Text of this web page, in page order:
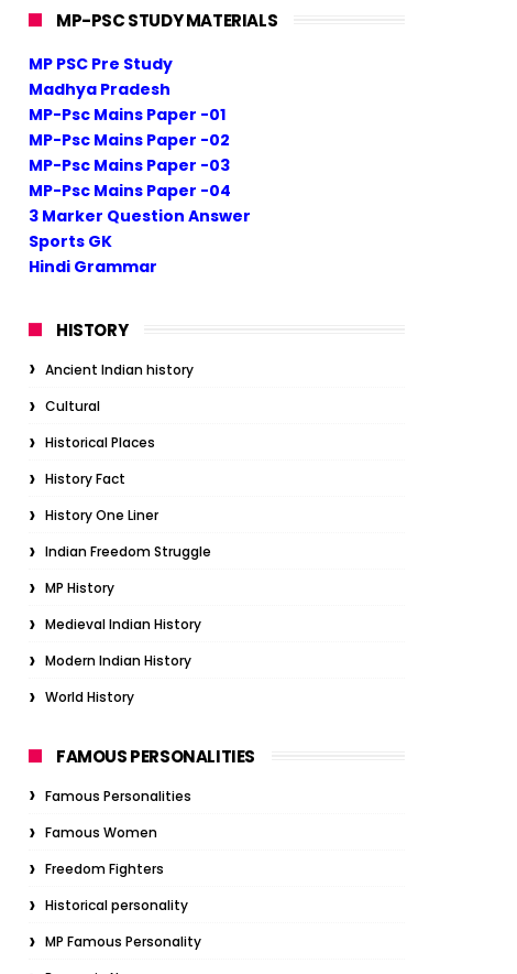
MP-PSC STUDY MATERIALS
MP PSC Pre Study
Madhya Pradesh
MP-Psc Mains Paper -01
MP-Psc Mains Paper -02
MP-Psc Mains Paper -03
MP-Psc Mains Paper -04
3 Marker Question Answer
Sports GK
Hindi Grammar
HISTORY
Ancient Indian history
Cultural
Historical Places
History Fact
History One Liner
Indian Freedom Struggle
MP History
Medieval Indian History
Modern Indian History
World History
FAMOUS PERSONALITIES
Famous Personalities
Famous Women
Freedom Fighters
Historical personality
MP Famous Personality